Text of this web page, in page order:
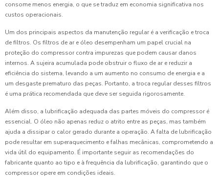
consome menos energia, o que se traduz em economia significativa nos
custos operacionais.
Um dos principais aspectos da manutenção regular é a verificação e troca
de filtros. Os filtros de ar e óleo desempenham um papel crucial na
proteção do compressor contra impurezas que podem causar danos
internos. A sujeira acumulada pode obstruir o fluxo de ar e reduzir a
eficiência do sistema, levando a um aumento no consumo de energia e a
um desgaste prematuro das peças. Portanto, a troca regular desses filtros
é uma prática recomendada que deve ser seguida rigorosamente.
Além disso, a lubrificação adequada das partes móveis do compressor é
essencial. O óleo não apenas reduz o atrito entre as peças, mas também
ajuda a dissipar o calor gerado durante a operação. A falta de lubrificação
pode resultar em superaquecimento e falhas mecânicas, comprometendo a
vida útil do equipamento. É importante seguir as recomendações do
fabricante quanto ao tipo e à frequência da lubrificação, garantindo que o
compressor opere em condições ideais.